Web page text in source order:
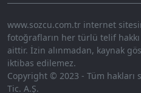
www.sozcu.com.tr internet
fotoğrafların her türlü telif hakkı
aittir. İzin alınmadan, kaynak
iktibas edilemez.
Copyright © 2023 - Tüm hakları
Tic. A.Ş.